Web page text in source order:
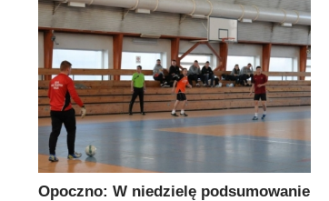
Opoczno: W niedzielę podsumowanie